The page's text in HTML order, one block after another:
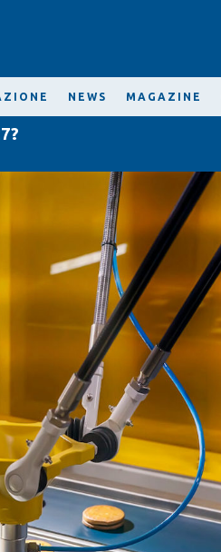
NEWS MAGAZINE